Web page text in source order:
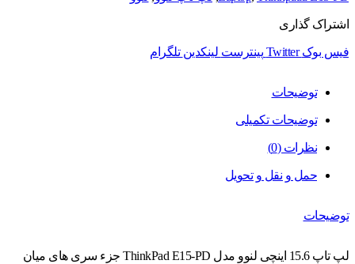
اشتراک گذاری
فیس بوک Twitter پینترست لینکدین تلگرام
توضیحات
توضیحات تکمیلی
نظرات (0)
حمل و نقل و تحویل
توضیحات
لپ تاپ 15.6 اینچی لنوو مدل ThinkPad E15-PD جزء سری های میان